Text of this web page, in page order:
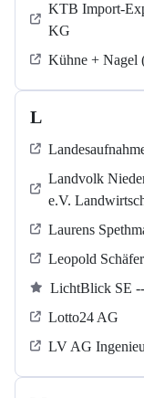
KTB Import-
KG
Kühne +
L
Landvolk
e.V.
Laurens
Leopold
LichtBlick SE
Lotto24 AG
LV AG